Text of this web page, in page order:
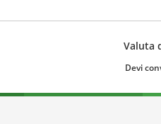
Valuta
Devi